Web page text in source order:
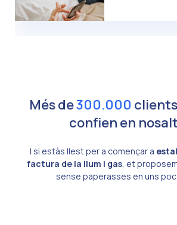
Més de300.000
confien en
I si estàs llest per a començar a
factura de la llum i gas, et
sense paperasses en uns